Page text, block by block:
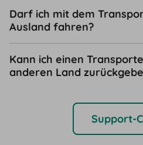
Darf ich mit dem
Ausland fahren?
Kann ich einen
anderen Land
Support-